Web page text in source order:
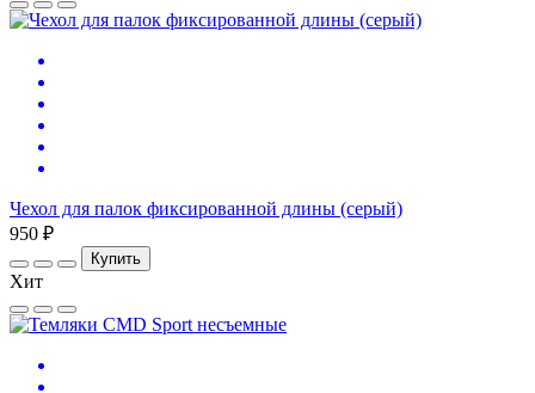
Чехол для палок фиксированной длины (серый)
950 ₽
Купить
Хит